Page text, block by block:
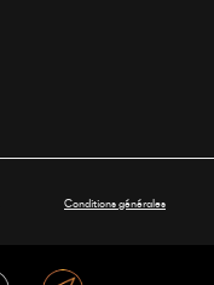
Conditions générales